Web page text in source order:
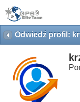
Odwiedź profil: